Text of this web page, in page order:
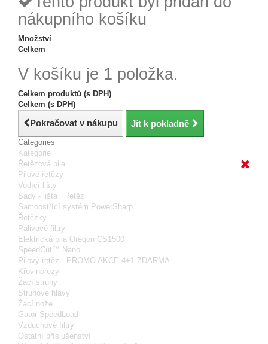
nákupního košíku
Množství
Celkem
V košíku je 1 položka.
Celkem produktů (s DPH)
Celkem (s DPH)
Pokračovat v nákupu Jít k pokladně
Categories
Kategorie
Řetězová pila
Pilové řetězy
Vodící lišty
Sady - lišta + řetěz
Samoostřící systém PowerSharp
Řetězky
Palivové filtry
Elektrická pila Oregon CS1500
SpeedCut™ Nano
Pilový řetěz - PROMO AKCE 4+1 ZDARMA
Křovinořezy
Žací struny
Strunové hlavy
Žací nože
Gator SpeedLoad
Vzduchové filtry
Ostatní příslušenství